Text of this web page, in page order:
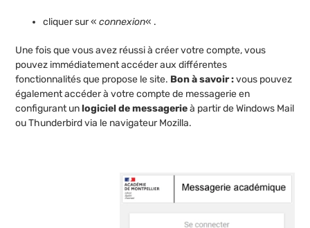
cliquer sur «connexion« .
Une fois que vous avez réussi à créer votre compte, vous
pouvez immédiatement accéder aux différentes
fonctionnalités que propose le site. Bon à savoir :vous pouvez
également accéder à votre compte de messagerie en
configurant unlogiciel de messagerieà partir de Windows Mail
ou Thunderbird via le navigateur Mozilla.